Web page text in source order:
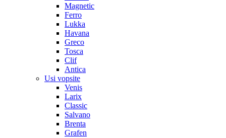
Magnetic
Ferro
Lukka
Havana
Greco
Tosca
Clif
Antica
Usi vopsite
Venis
Larix
Classic
Salvano
Brenta
Grafen